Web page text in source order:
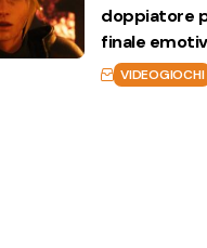
doppiatore
finale
VIDEOGIOCHI